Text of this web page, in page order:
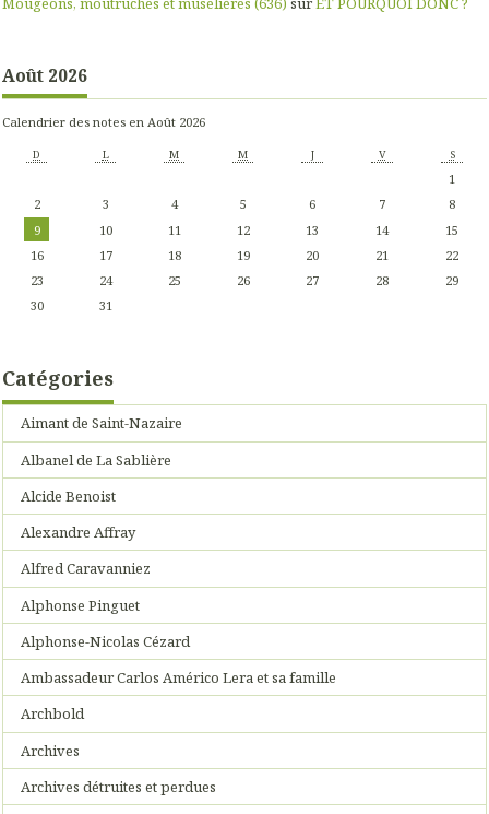
Août 2026
Calendrier des notes en Août 2026
D L M M J V S
1
2
3 4 5 6 7
8
9
10 11 12 13 14
15
16
17 18 19 20 21
22
23
24 25 26 27 28
29
30
31
Catégories
Aimant de Saint-Nazaire
Albanel de La Sablière
Alcide Benoist
Alexandre Affray
Alfred Caravanniez
Alphonse Pinguet
Alphonse-Nicolas Cézard
Ambassadeur Carlos Américo Lera et sa famille
Archbold
Archives
Archives détruites et perdues